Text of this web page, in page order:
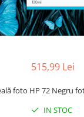
515,99 Lei
foto HP 72 Negru
IN STOC